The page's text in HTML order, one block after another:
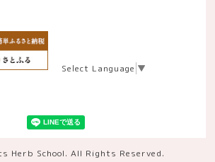
Select Language ▼
Herb School. All Rights Reserved.